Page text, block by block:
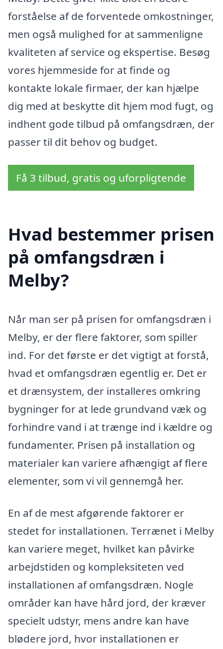
forståelse af de forventede omkostninger,
men også mulighed for at sammenligne
kvaliteten af service og ekspertise. Besøg
vores hjemmeside for at finde og
kontakte lokale firmaer, der kan hjælpe
dig med at beskytte dit hjem mod fugt, og
indhent gode tilbud på omfangsdræn, der
passer til dit behov og budget.
Få 3 tilbud, gratis og uforpligtende
Hvad bestemmer prisen
på omfangsdræn i
Melby?
Når man ser på prisen for omfangsdræn i
Melby, er der flere faktorer, som spiller
ind. For det første er det vigtigt at forstå,
hvad et omfangsdræn egentlig er. Det er
et drænsystem, der installeres omkring
bygninger for at lede grundvand væk og
forhindre vand i at trænge ind i kældre og
fundamenter. Prisen på installation og
materialer kan variere afhængigt af flere
elementer, som vi vil gennemgå her.
En af de mest afgørende faktorer er
stedet for installationen. Terrænet i Melby
kan variere meget, hvilket kan påvirke
arbejdstiden og kompleksiteten ved
installationen af omfangsdræn. Nogle
områder kan have hård jord, der kræver
specielt udstyr, mens andre kan have
blødere jord, hvor installationen er